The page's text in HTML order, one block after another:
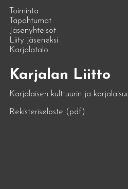
Toiminta
Tapahtumat
Jäsenyhteisöt
Liity jäseneksi
Karjalatalo
Karjalan Liitto
Karjalaisen kulttuurin ja
Rekisteriseloste (pdf)